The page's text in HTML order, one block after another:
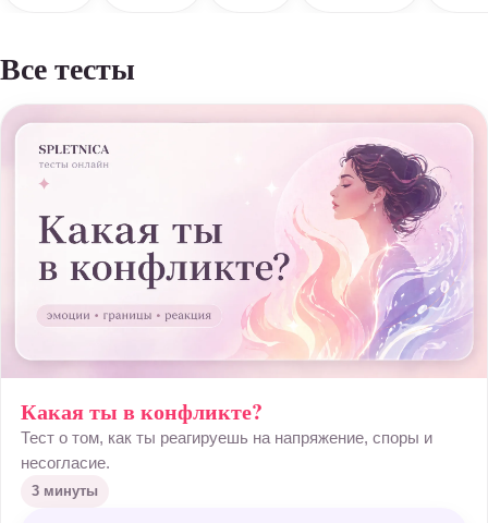
Все тесты
Какая ты в конфликте?
Тест о том, как ты реагируешь на напряжение, споры и
несогласие.
3 минуты